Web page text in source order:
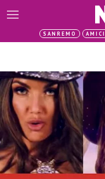
SANREMO